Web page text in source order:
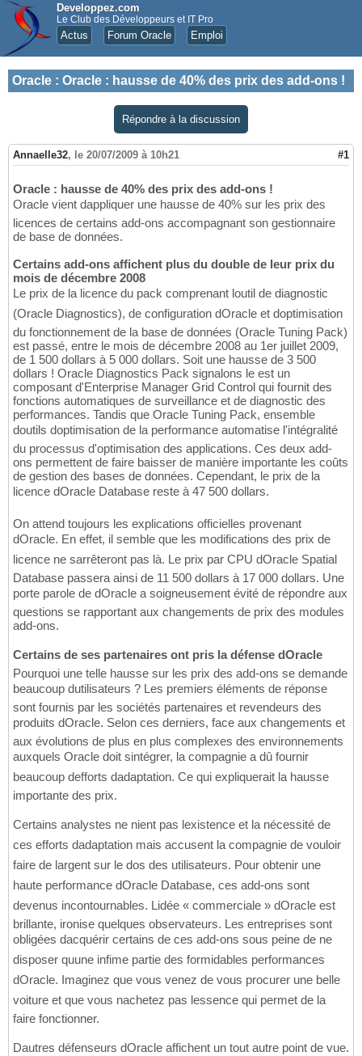
Developpez.com
Le Club des Développeurs et IT Pro
Actus Forum Oracle Emploi
Oracle : Oracle : hausse de 40% des prix des add-ons !
Répondre à la discussion
Annaelle32, le 20/07/2009 à 10h21 #1
Oracle : hausse de 40% des prix des add-ons !
Oracle vient dappliquer une hausse de 40% sur les prix des
licences de certains add-ons accompagnant son gestionnaire
de base de données.
Certains add-ons affichent plus du double de leur prix du
mois de décembre 2008
Le prix de la licence du pack comprenant loutil de diagnostic
(Oracle Diagnostics), de configuration dOracle et doptimisation
du fonctionnement de la base de données (Oracle Tuning Pack)
est passé, entre le mois de décembre 2008 au 1er juillet 2009,
de 1 500 dollars à 5 000 dollars. Soit une hausse de 3 500
dollars ! Oracle Diagnostics Pack signalons le est un
composant d'Enterprise Manager Grid Control qui fournit des
fonctions automatiques de surveillance et de diagnostic des
performances. Tandis que Oracle Tuning Pack, ensemble
doutils doptimisation de la performance automatise l'intégralité
du processus d'optimisation des applications. Ces deux add-
ons permettent de faire baisser de manière importante les coûts
de gestion des bases de données. Cependant, le prix de la
licence dOracle Database reste à 47 500 dollars.
On attend toujours les explications officielles provenant
dOracle. En effet, il semble que les modifications des prix de
licence ne sarrêteront pas là. Le prix par CPU dOracle Spatial
Database passera ainsi de 11 500 dollars à 17 000 dollars. Une
porte parole de dOracle a soigneusement évité de répondre aux
questions se rapportant aux changements de prix des modules
add-ons.
Certains de ses partenaires ont pris la défense dOracle
Pourquoi une telle hausse sur les prix des add-ons se demande
beaucoup dutilisateurs ? Les premiers éléments de réponse
sont fournis par les sociétés partenaires et revendeurs des
produits dOracle. Selon ces derniers, face aux changements et
aux évolutions de plus en plus complexes des environnements
auxquels Oracle doit sintégrer, la compagnie a dû fournir
beaucoup defforts dadaptation. Ce qui expliquerait la hausse
importante des prix.
Certains analystes ne nient pas lexistence et la nécessité de
ces efforts dadaptation mais accusent la compagnie de vouloir
faire de largent sur le dos des utilisateurs. Pour obtenir une
haute performance dOracle Database, ces add-ons sont
devenus incontournables. Lidée « commerciale » dOracle est
brillante, ironise quelques observateurs. Les entreprises sont
obligées dacquérir certains de ces add-ons sous peine de ne
disposer quune infime partie des formidables performances
dOracle. Imaginez que vous venez de vous procurer une belle
voiture et que vous nachetez pas lessence qui permet de la
faire fonctionner.
Dautres défenseurs dOracle affichent un tout autre point de vue.